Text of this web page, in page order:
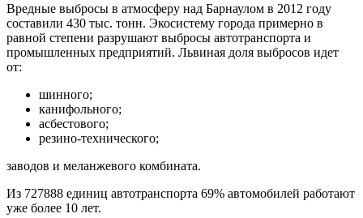
Вредные выбросы в атмосферу над Барнаулом в 2012 году
составили 430 тыс. тонн. Экосистему города примерно в
равной степени разрушают выбросы автотранспорта и
промышленных предприятий. Львиная доля выбросов идет
от:
шинного;
канифольного;
асбестового;
резино-технического;
заводов и меланжевого комбината.
Из 727888 единиц автотранспорта 69% автомобилей работают
уже более 10 лет.